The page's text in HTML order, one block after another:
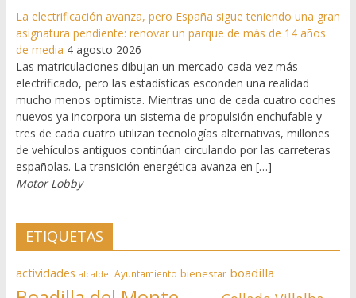
La electrificación avanza, pero España sigue teniendo una gran
asignatura pendiente: renovar un parque de más de 14 años
de media 4 agosto 2026
Las matriculaciones dibujan un mercado cada vez más
electrificado, pero las estadísticas esconden una realidad
mucho menos optimista. Mientras uno de cada cuatro coches
nuevos ya incorpora un sistema de propulsión enchufable y
tres de cada cuatro utilizan tecnologías alternativas, millones
de vehículos antiguos continúan circulando por las carreteras
españolas. La transición energética avanza en […]
Motor Lobby
ETIQUETAS
actividades alcalde. Ayuntamiento bienestar boadilla